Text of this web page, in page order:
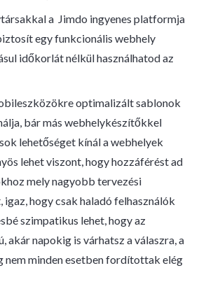
a Jimdo ingyenes platformja
egy funkcionális webhely
időkorlát nélkül használhatod az
optimalizált sablonok
bár más webhelykészítőkkel
lehetőséget kínál a webhelyek
lehet viszont, hogy hozzáférést ad
mely nagyobb tervezési
hogy csak haladó felhasználók
szimpatikus lehet, hogy az
akár napokig is várhatsz a válaszra, a
nem minden esetben fordítottak elég